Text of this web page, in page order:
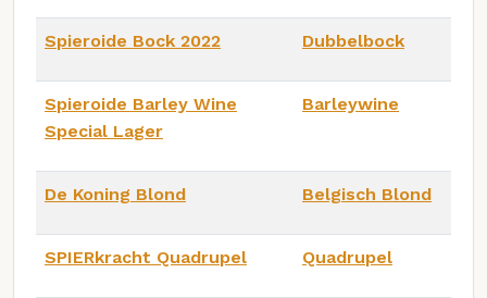
Spieroide Bock 2022 Dubbelbock
Spieroide Barley Wine
Special Lager
Barleywine
De Koning Blond Belgisch Blond
SPIERkracht Quadrupel Quadrupel